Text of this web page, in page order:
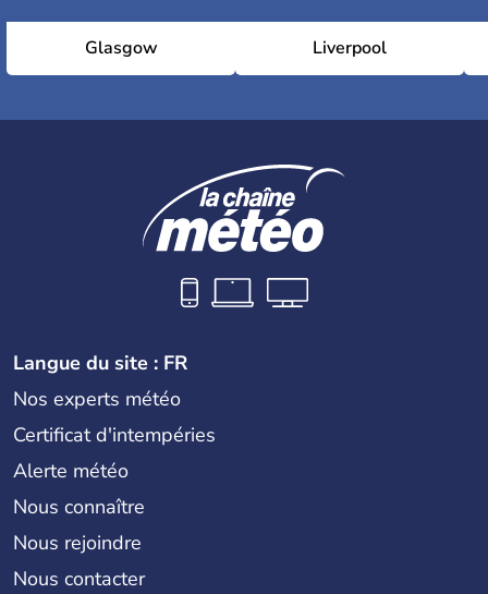
Glasgow Liverpool
Langue du site : FR
Nos experts météo
Certificat d'intempéries
Alerte météo
Nous connaître
Nous rejoindre
Nous contacter